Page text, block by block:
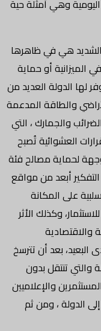
وهي أمثلة حية
الشديد هي في ظاهرها
الميزانية أو حماية
لها الدولة العديد من
والطاقة المدعمة
والجمارك ، التي
العشوائية تُصبح
لحماية مصالح فئة
أبعد من مواقع
على المكانة
وكذلك الأثر
والاقتصادية
البعيد، بعد أن تترسخ
والتي تنتقل بدون
والإعلاميين
الدولة ، ومن ثم